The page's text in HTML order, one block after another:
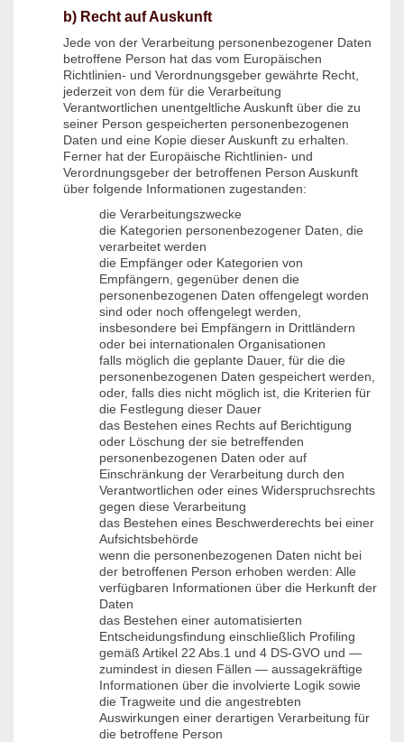
b) Recht auf Auskunft
Jede von der Verarbeitung personenbezogener Daten
betroffene Person hat das vom Europäischen
Richtlinien- und Verordnungsgeber gewährte Recht,
jederzeit von dem für die Verarbeitung
Verantwortlichen unentgeltliche Auskunft über die zu
seiner Person gespeicherten personenbezogenen
Daten und eine Kopie dieser Auskunft zu erhalten.
Ferner hat der Europäische Richtlinien- und
Verordnungsgeber der betroffenen Person Auskunft
über folgende Informationen zugestanden:
die Verarbeitungszwecke
die Kategorien personenbezogener Daten, die
verarbeitet werden
die Empfänger oder Kategorien von
Empfängern, gegenüber denen die
personenbezogenen Daten offengelegt worden
sind oder noch offengelegt werden,
insbesondere bei Empfängern in Drittländern
oder bei internationalen Organisationen
falls möglich die geplante Dauer, für die die
personenbezogenen Daten gespeichert werden,
oder, falls dies nicht möglich ist, die Kriterien für
die Festlegung dieser Dauer
das Bestehen eines Rechts auf Berichtigung
oder Löschung der sie betreffenden
personenbezogenen Daten oder auf
Einschränkung der Verarbeitung durch den
Verantwortlichen oder eines Widerspruchsrechts
gegen diese Verarbeitung
das Bestehen eines Beschwerderechts bei einer
Aufsichtsbehörde
wenn die personenbezogenen Daten nicht bei
der betroffenen Person erhoben werden: Alle
verfügbaren Informationen über die Herkunft der
Daten
das Bestehen einer automatisierten
Entscheidungsfindung einschließlich Profiling
gemäß Artikel 22 Abs.1 und 4 DS-GVO und —
zumindest in diesen Fällen — aussagekräftige
Informationen über die involvierte Logik sowie
die Tragweite und die angestrebten
Auswirkungen einer derartigen Verarbeitung für
die betroffene Person